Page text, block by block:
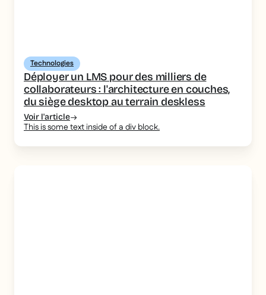
Technologies
Déployer un LMS pour des milliers de
collaborateurs : l'architecture en couches,
du siège desktop au terrain deskless
Voir l'article
This is some text inside of a div block.